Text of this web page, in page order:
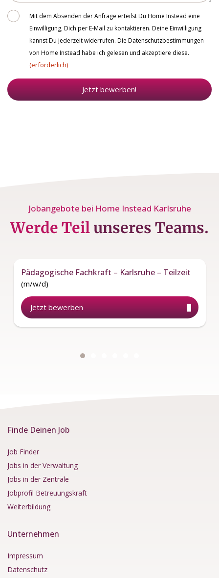
ConsentMit dem Absenden der Anfrage erteilst Du Home Instead eine
Einwilligung, Dich per E-Mail zu kontaktieren. Deine Einwilligung
kannst Du jederzeit widerrufen. Die Datenschutzbestimmungen
von Home Instead habe ich gelesen und akzeptiere diese.
(erforderlich)
Jetzt bewerben!
Jobangebote bei Home Instead Karlsruhe
Werde Teil unseres Teams.
Pädagogische Fachkraft – Karlsruhe – Teilzeit
(m/w/d)
Jetzt bewerben
Finde Deinen Job
Job Finder
Jobs in der Verwaltung
Jobs in der Zentrale
Jobprofil Betreuungskraft
Weiterbildung
Unternehmen
Impressum
Datenschutz